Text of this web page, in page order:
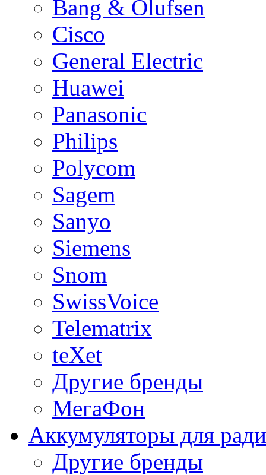
Bang & Olufsen
Cisco
General Electric
Huawei
Panasonic
Philips
Polycom
Sagem
Sanyo
Siemens
Snom
SwissVoice
Telematrix
teXet
Другие бренды
МегаФон
Аккумуляторы для
Другие бренды